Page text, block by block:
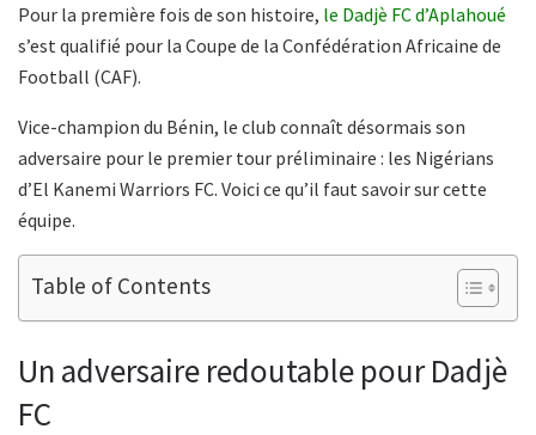
Pour la première fois de son histoire, le Dadjè FC d’Aplahoué
s’est qualifié pour la Coupe de la Confédération Africaine de
Football (CAF).
Vice-champion du Bénin, le club connaît désormais son
adversaire pour le premier tour préliminaire : les Nigérians
d’El Kanemi Warriors FC. Voici ce qu’il faut savoir sur cette
équipe.
Table of Contents
Un adversaire redoutable pour Dadjè
FC